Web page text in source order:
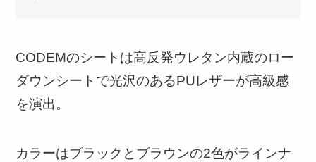
CODEMのシートは高反発ウレタン内蔵のロー
ダウンシートで光沢のあるPUレザーが高級感
を演出。
カラーはブラックとブラウンの2色がラインナ